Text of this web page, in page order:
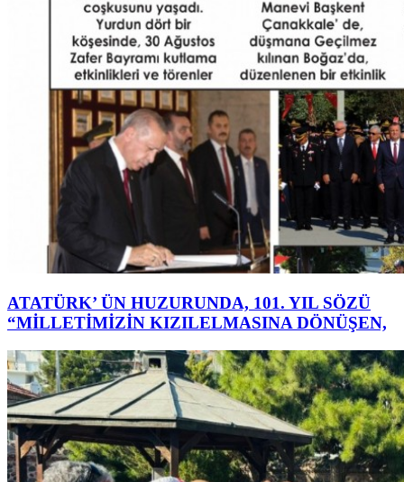
ATATÜRK’ ÜN HUZURUNDA, 101. YIL SÖZÜ
“MİLLETİMİZİN KIZILELMASINA DÖNÜŞEN,